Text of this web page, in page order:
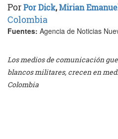
PorPor Dick,Mirian
Colombia
Fuentes: Agencia de Noticias
Los medios de comunicación
blancos militares, crecen en
Colombia